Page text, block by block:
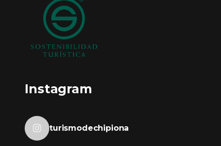
Instagram
turismodechipiona